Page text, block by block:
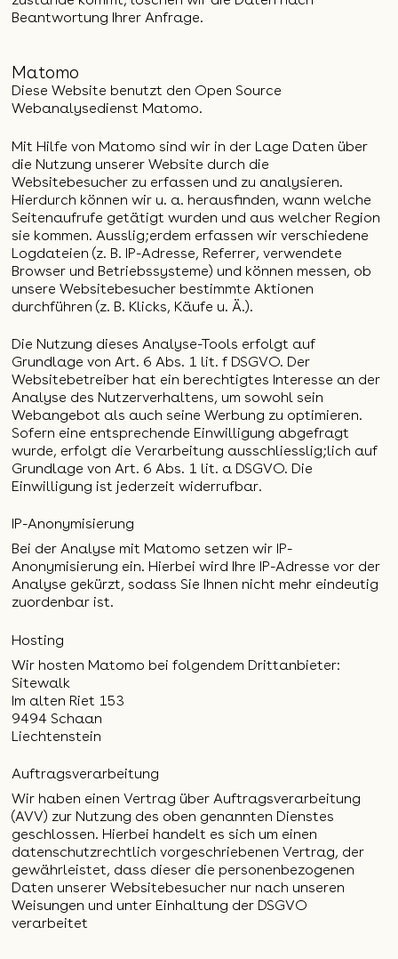
Beantwortung Ihrer Anfrage.
Matomo
Diese Website benutzt den Open Source
Webanalysedienst Matomo.
Mit Hilfe von Matomo sind wir in der Lage Daten über
die Nutzung unserer Website durch die
Websitebesucher zu erfassen und zu analysieren.
Hierdurch können wir u. a. herausfinden, wann welche
Seitenaufrufe getätigt wurden und aus welcher Region
sie kommen. Ausslig;erdem erfassen wir verschiedene
Logdateien (z. B. IP-Adresse, Referrer, verwendete
Browser und Betriebssysteme) und können messen, ob
unsere Websitebesucher bestimmte Aktionen
durchführen (z. B. Klicks, Käufe u. Ä.).
Die Nutzung dieses Analyse-Tools erfolgt auf
Grundlage von Art. 6 Abs. 1 lit. f DSGVO. Der
Websitebetreiber hat ein berechtigtes Interesse an der
Analyse des Nutzerverhaltens, um sowohl sein
Webangebot als auch seine Werbung zu optimieren.
Sofern eine entsprechende Einwilligung abgefragt
wurde, erfolgt die Verarbeitung ausschliesslig;lich auf
Grundlage von Art. 6 Abs. 1 lit. a DSGVO. Die
Einwilligung ist jederzeit widerrufbar.
IP-Anonymisierung
Bei der Analyse mit Matomo setzen wir IP-
Anonymisierung ein. Hierbei wird Ihre IP-Adresse vor der
Analyse gekürzt, sodass Sie Ihnen nicht mehr eindeutig
zuordenbar ist.
Hosting
Wir hosten Matomo bei folgendem Drittanbieter:
Sitewalk
Im alten Riet 153
9494 Schaan
Liechtenstein
Auftragsverarbeitung
Wir haben einen Vertrag über Auftragsverarbeitung
(AVV) zur Nutzung des oben genannten Dienstes
geschlossen. Hierbei handelt es sich um einen
datenschutzrechtlich vorgeschriebenen Vertrag, der
gewährleistet, dass dieser die personenbezogenen
Daten unserer Websitebesucher nur nach unseren
Weisungen und unter Einhaltung der DSGVO
verarbeitet